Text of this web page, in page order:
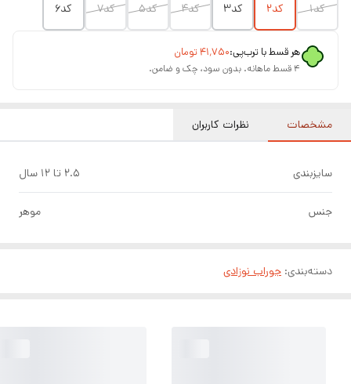
کد۱ کد۲ کد۳ کد۴ کد۵ کد۷ کد۶
هر قسط با ترب‌پی:۴۱٬۷۵۰تومان
۴ قسط ماهانه. بدون سود، چک و ضامن.
مشخصات نظرات کاربران
سایزبندی ۲.۵ تا ۱۲ سال
جنس موهر
دسته‌بندی: جوراب نوزادی